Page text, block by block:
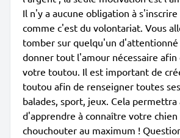
Il n'y a aucune obligation à
comme c'est du volontariat. Vous
tomber sur quelqu'un d'attentionné
donner tout l'amour nécessaire afin
votre toutou. Il est important de
toutou afin de renseigner toutes
balades, sport, jeux. Cela
d'apprendre à connaître votre chien
chouchouter au maximum !